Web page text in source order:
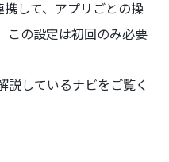
して、アプリごとの操
この設定は初回のみ必要
説しているナビをご覧く